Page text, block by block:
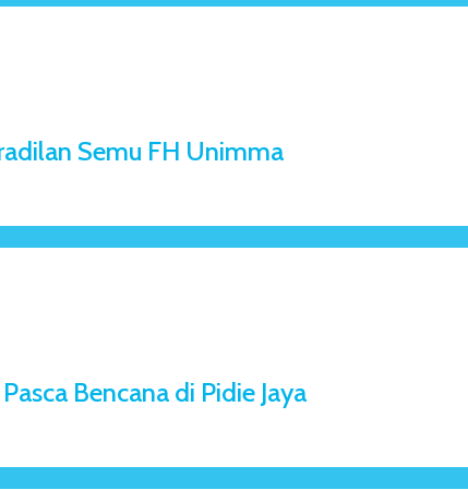
Semu FH Unimma
Bencana di Pidie Jaya